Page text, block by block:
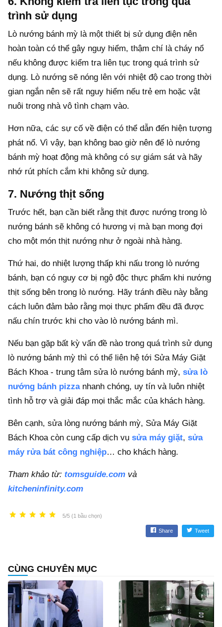
trình sử dụng
Lò nướng bánh mỳ là một thiết bị sử dụng điện nên
hoàn toàn có thể gây nguy hiểm, thậm chí là cháy nổ
nếu không được kiểm tra liên tục trong quá trình sử
dụng. Lò nướng sẽ nóng lên với nhiệt độ cao trong thời
gian ngắn nên sẽ rất nguy hiểm nếu trẻ em hoặc vật
nuôi trong nhà vô tình chạm vào.
Hơn nữa, các sự cố về điện có thể dẫn đến hiện tượng
phát nổ. Vì vậy, bạn không bao giờ nên để lò nướng
bánh mỳ hoạt động mà không có sự giám sát và hãy
nhớ rút phích cắm khi không sử dụng.
7. Nướng thịt sống
Trước hết, bạn cần biết rằng thịt được nướng trong lò
nướng bánh sẽ không có hương vị mà bạn mong đợi
cho một món thịt nướng như ở ngoài nhà hàng.
Thứ hai, do nhiệt lượng thấp khi nấu trong lò nướng
bánh, bạn có nguy cơ bị ngộ độc thực phẩm khi nướng
thịt sống bên trong lò nướng. Hãy tránh điều này bằng
cách luôn đảm bảo rằng mọi thực phẩm đều đã được
nấu chín trước khi cho vào lò nướng bánh mì.
Nếu bạn gặp bất kỳ vấn đề nào trong quá trình sử dụng
lò nướng bánh mỳ thì có thể liên hệ tới Sửa Máy Giặt
Bách Khoa - trung tâm sửa lò nướng bánh mỳ, sửa lò
nướng bánh pizzanhanh chóng, uy tín và luôn nhiệt
tình hỗ trợ và giải đáp mọi thắc mắc của khách hàng.
Bên cạnh, sửa lòng nướng bánh mỳ, Sửa Máy Giặt
Bách Khoa còn cung cấp dịch vụ sửa máy giặt, sửa
máy rửa bát công nghiệp… cho khách hàng.
Tham khảo từ: tomsguide.com và
kitcheninfinity.com
5/5 (1 bầu chọn)
Share Tweet
CÙNG CHUYÊN MỤC